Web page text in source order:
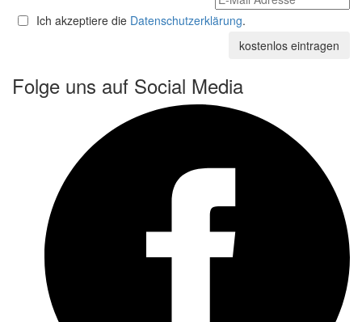
Ich akzeptiere die Datenschutzerklärung.
Folge uns auf Social Media